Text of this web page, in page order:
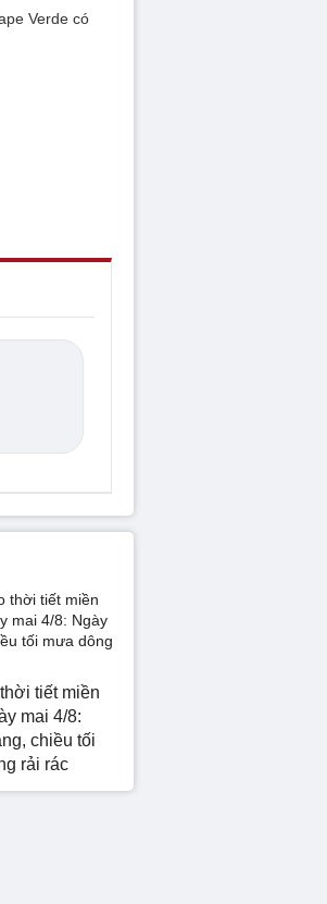
Verde có
tiết miền
mai 4/8:
chiều tối
rải rác